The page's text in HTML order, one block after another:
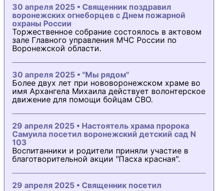
30 апреля 2025 • Священник поздравил
воронежских огнеборцев с Днем пожарной
охраны России
Торжественное собрание состоялось в актовом
зале Главного управления МЧС России по
Воронежской области.
30 апреля 2025 • "Мы рядом"
Более двух лет при нововоронежском храме во
имя Архангела Михаила действует волонтерское
движение для помощи бойцам СВО.
29 апреля 2025 • Настоятель храма пророка
Самуила посетил воронежский детский сад N
103
Воспитанники и родители приняли участие в
благотворительной акции "Пасха красная".
29 апреля 2025 • Священник посетил